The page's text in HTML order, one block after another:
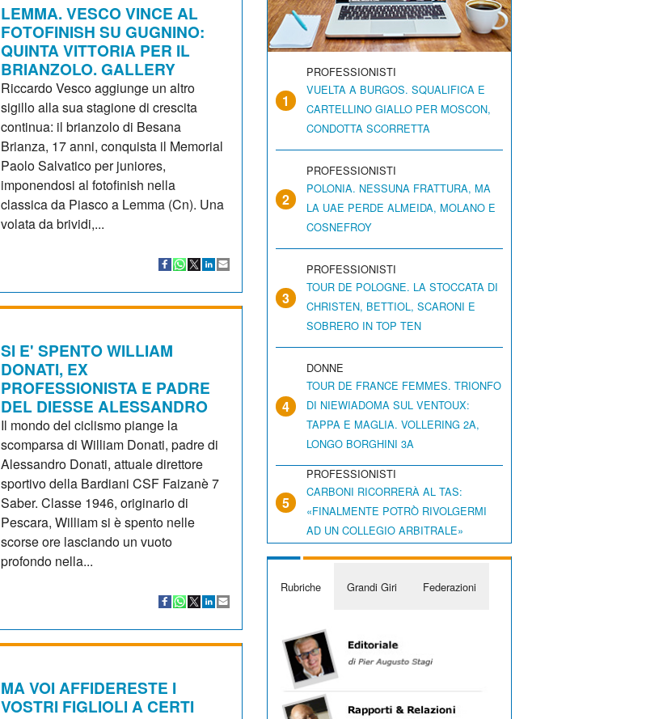
LEMMA. VESCO VINCE AL
FOTOFINISH SU GUGNINO:
QUINTA VITTORIA PER IL
BRIANZOLO. GALLERY
Riccardo Vesco aggiunge un altro
sigillo alla sua stagione di crescita
continua: il brianzolo di Besana
Brianza, 17 anni, conquista il Memorial
Paolo Salvatico per juniores,
imponendosi al fotofinish nella
classica da Piasco a Lemma (Cn). Una
volata da brividi,...
SI E' SPENTO WILLIAM
DONATI, EX
PROFESSIONISTA E PADRE
DEL DIESSE ALESSANDRO
Il mondo del ciclismo piange la
scomparsa di William Donati, padre di
Alessandro Donati, attuale direttore
sportivo della Bardiani CSF Faizanè 7
Saber. Classe 1946, originario di
Pescara, William si è spento nelle
scorse ore lasciando un vuoto
profondo nella...
MA VOI AFFIDERESTE I
VOSTRI FIGLIOLI A CERTI
1
PROFESSIONISTI
VUELTA A BURGOS. SQUALIFICA E
CARTELLINO GIALLO PER MOSCON,
CONDOTTA SCORRETTA
2
PROFESSIONISTI
POLONIA. NESSUNA FRATTURA, MA
LA UAE PERDE ALMEIDA, MOLANO E
COSNEFROY
3
PROFESSIONISTI
TOUR DE POLOGNE. LA STOCCATA DI
CHRISTEN, BETTIOL, SCARONI E
SOBRERO IN TOP TEN
4
DONNE
TOUR DE FRANCE FEMMES. TRIONFO
DI NIEWIADOMA SUL VENTOUX:
TAPPA E MAGLIA. VOLLERING 2A,
LONGO BORGHINI 3A
5
PROFESSIONISTI
CARBONI RICORRERÀ AL TAS:
«FINALMENTE POTRÒ RIVOLGERMI
AD UN COLLEGIO ARBITRALE»
Rubriche Grandi Giri Federazioni